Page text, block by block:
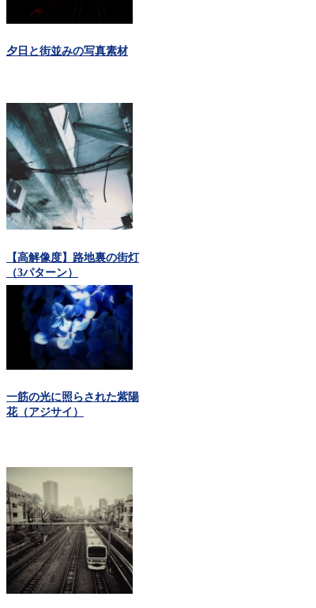
夕日と街並みの写真素材
【高解像度】路地裏の街灯
（3パターン）
一筋の光に照らされた紫陽
花（アジサイ）